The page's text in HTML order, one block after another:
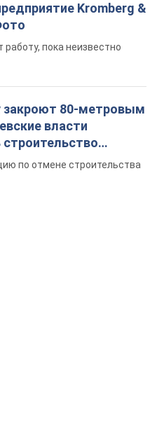
Kromberg &
пока неизвестно
закроют 80-метровым
власти
верующего"
по отмене строительства